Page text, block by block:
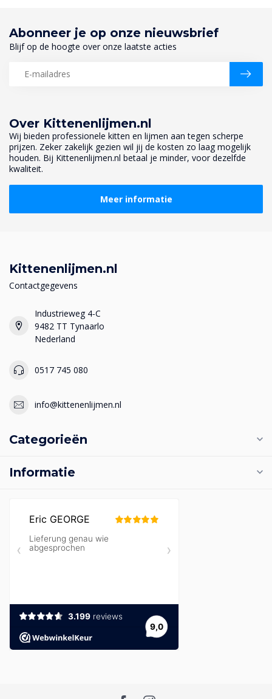
Over Kittenenlijmen.nl
Wij bieden professionele kitten en lijmen aan tegen scherpe
prijzen. Zeker zakelijk gezien wil jij de kosten zo laag mogelijk
houden. Bij Kittenenlijmen.nl betaal je minder, voor dezelfde
kwaliteit.
Meer informatie
Abonneer je op onze nieuwsbrief
Blijf op de hoogte over onze laatste acties
Kittenenlijmen.nl
Contactgegevens
Industrieweg 4-C
9482 TT Tynaarlo
Nederland
0517 745 080
info@kittenenlijmen.nl
Categorieën
Informatie